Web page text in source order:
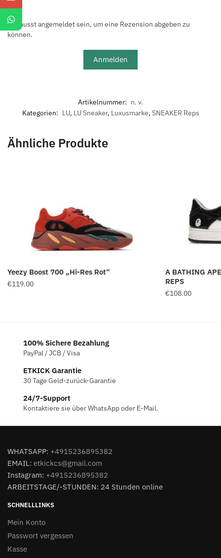
Du musst angemeldet sein, um eine Rezension abgeben zu
können.
Anmelden
Artikelnummer: n. v.
Kategorien: LU, LU Sneaker, Luxusmarke, SNEAKER Reps
Ähnliche Produkte
Yeezy Boost 700 „Hi-Res Rot“
€119.00
A BATHING
REPS
€108.00
100% Sichere Bezahlung
PayPal / JCB / Visa
ETKICK Garantie
30 Tage Geld-zurück-Garantie
24/7-Support
Kontaktiere sie über WhatsApp oder E-Mail.
WHATSAPP: +4915236895382
EMAIL: etkickcs@gmail.com
Instagram: +4915236895382
ARBEITSTAGE/-STUNDEN: 24 Stunden online
SCHNELLLINKS
Mein Konto
Passwort vergessen
Kasse